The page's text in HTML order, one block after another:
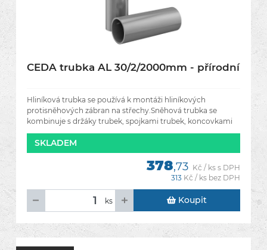
CEDA trubka AL 30/2/2000mm - přírodní
Hliníková trubka se používá k montáži hliníkových
protisněhových zábran na střechy.Sněhová trubka se
kombinuje s držáky trubek, spojkami trubek, koncovkami
trubek a zarážkami a
SKLADEM
378,73 Kč / ks s DPH
313 Kč / ks bez DPH
ks Koupit